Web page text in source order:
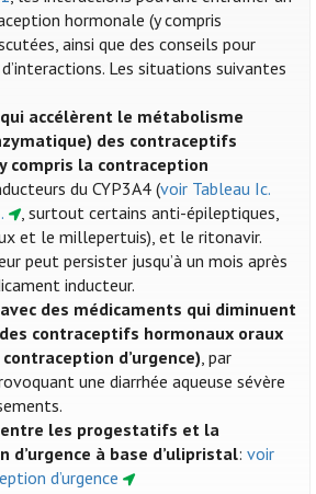
hormonale (y compris
ainsi que des conseils pour
Les situations suivantes
accélèrent le métabolisme
des contraceptifs
compris la contraception
du CYP3A4 (voir Tableau Ic.
, surtout certains anti-épileptiques,
et le millepertuis), et le ritonavir.
peut persister jusqu’à un mois après
inducteur.
des médicaments qui diminuent
contraceptifs hormonaux oraux
d’urgence), par
une diarrhée aqueuse sévère
les progestatifs et la
d’urgence à base d’ulipristal:voir
d’urgence